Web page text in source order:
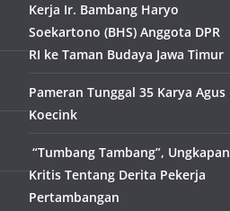
Kerja Ir. Bambang Haryo
Soekartono (BHS) Anggota DPR
RI ke Taman Budaya Jawa Timur
Pameran Tunggal 35 Karya Agus
Koecink
“Tumbang Tambang”, Ungkapan
Kritis Tentang Derita Pekerja
Pertambangan